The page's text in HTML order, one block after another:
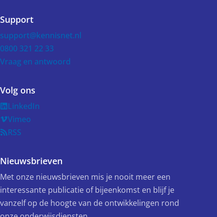
Support
support@kennisnet.nl
0800 321 22 33
Vraag en antwoord
Volg ons
LinkedIn
Vimeo
RSS
Nieuwsbrieven
Met onze nieuwsbrieven mis je nooit meer een
interessante publicatie of bijeenkomst en blijf je
vanzelf op de hoogte van de ontwikkelingen rond